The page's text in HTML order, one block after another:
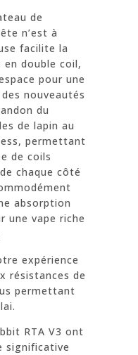
de
n’est à
facilite la
double coil,
pour une
nouveautés
du
de lapin au
permettant
de coils
chaque côté
absorption
une vape riche
expérience
résistances de
permettant
RTA V3 ont
significative